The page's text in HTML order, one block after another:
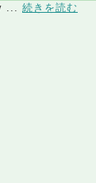
... 続きを読む